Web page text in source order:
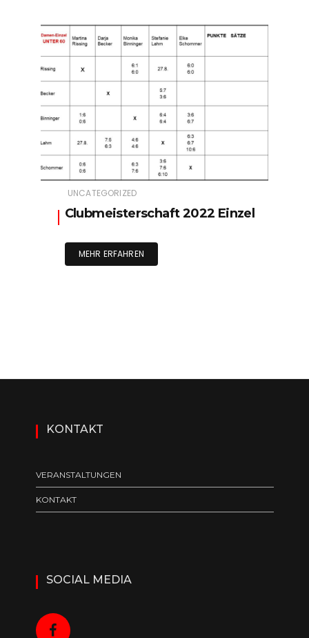
UNCATEGORIZED
Clubmeisterschaft 2022 Einzel
MEHR ERFAHREN
KONTAKT
VERANSTALTUNGEN
KONTAKT
SOCIAL MEDIA